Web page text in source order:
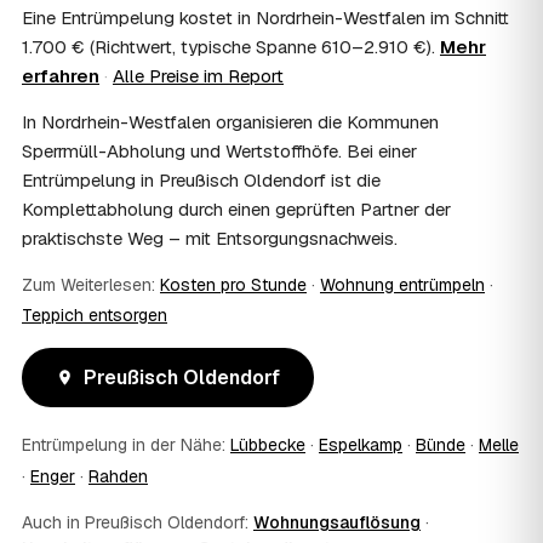
Kosten?
Im Einzelfall ist das möglich — etwa bei einer
Wohnungsauflösung im Rahmen von Sozialhilfe oder
stellen Sie vor Auftragserteilung beim zuständigen Amt
und holen die Kostenübernahme schriftlich ein. AWL
Zentrum vermittelt die Entrümpler, entscheidet aber nicht
über die Kostenübernahme.
08 Bekomme ich einen Entsorgungsnachweis?
stellen auf Wunsch einen Entsorgungsnachweis aus —
wichtig zum Beispiel für Vermieter, Nachlassverwaltung
09
Muss ich bei der Entrümpelung anwesend sein?
Nicht zwingend. Viele Kunden in Preußisch Oldendorf sind
genauen Ablauf — etwa die Schlüsselübergabe —
stimmen Sie direkt mit dem Entrümpler ab.
Der Festpreis deckt in der Regel das komplette
Eine Entrümpelung kostet in Nordrhein-Westfalen im Schnitt
1.700 € (Richtwert, typische Spanne 610–2.910 €). Mehr
erfahren · Alle Preise im Report
In Nordrhein-Westfalen organisieren die Kommunen
Sperrmüll-Abholung und Wertstoffhöfe. Bei einer
Entrümpelung in Preußisch Oldendorf ist die
Komplettabholung durch einen geprüften Partner der
praktischste Weg – mit Entsorgungsnachweis.
Zum Weiterlesen: Kosten pro Stunde · Wohnung entrümpeln ·
Teppich entsorgen
Preußisch Oldendorf
Entrümpelung in der Nähe: Lübbecke · Espelkamp · Bünde · Melle
· Enger · Rahden
Auch in Preußisch Oldendorf: Wohnungsauflösung ·